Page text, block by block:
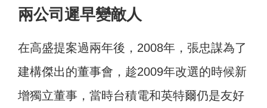
兩公司遲早變敵人
在高盛提案過兩年後，2008年，張忠謀為了
建構傑出的董事會，趁2009年改選的時候新
增獨立董事，當時台積電和英特爾仍是友好